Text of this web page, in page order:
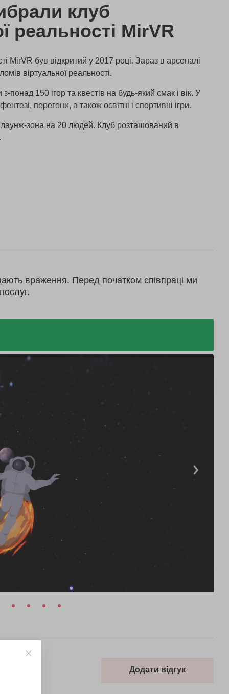
клуб
реальності MirVR
MirVR був відкритий у 2017 році. Зараз в арсеналі
віртуальної реальності.
понад 150 ігор та квестів на будь-який смак і вік. У
перегони, а також освітні і спортивні ігри.
зона на 20 людей. Клуб розташований в
враження. Перед початком співпраці ми
Додати відгук